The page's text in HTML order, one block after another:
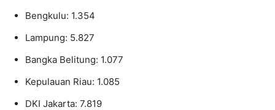
Bengkulu: 1.354
Lampung: 5.827
Bangka Belitung: 1.077
Kepulauan Riau: 1.085
DKI Jakarta: 7.819